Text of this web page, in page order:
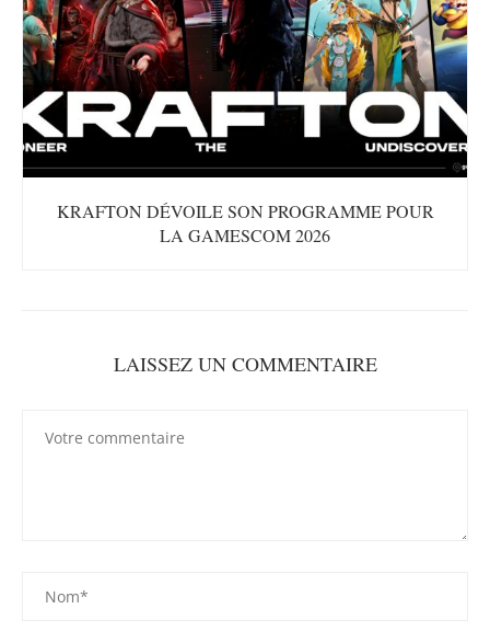
KRAFTON DÉVOILE SON PROGRAMME POUR
LA GAMESCOM 2026
LAISSEZ UN COMMENTAIRE